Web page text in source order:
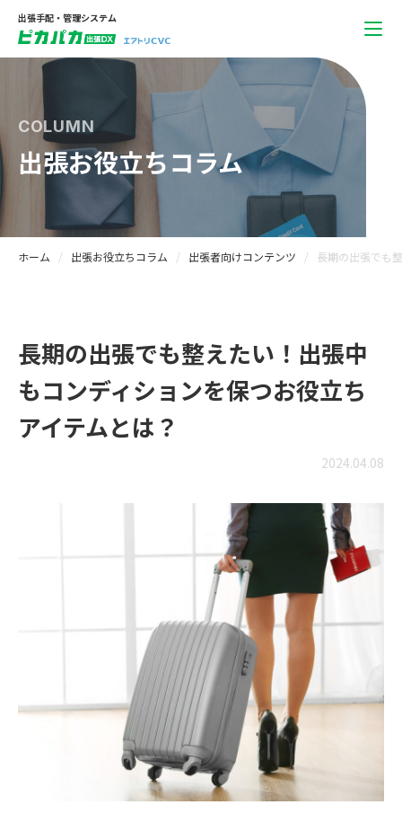
出張手配・管理システム
COLUMN
出張お役立ちコラム
ホーム 出張お役立ちコラム 出張者向けコンテンツ 長期の出張でも
長期の出張でも整えたい！出張中
もコンディションを保つお役立ち
アイテムとは？
2024.04.08